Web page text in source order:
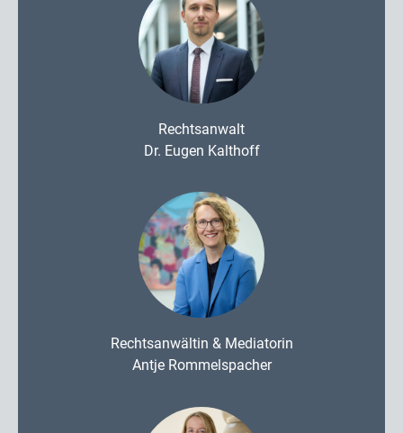
Rechtsanwalt
Dr. Eugen Kalthoff
Rechtsanwältin & Mediatorin
Antje Rommelspacher